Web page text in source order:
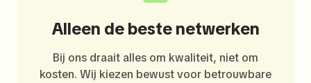
Alleen de beste netwerken
Bij ons draait alles om kwaliteit, niet om
kosten. Wij kiezen bewust voor betrouwbare